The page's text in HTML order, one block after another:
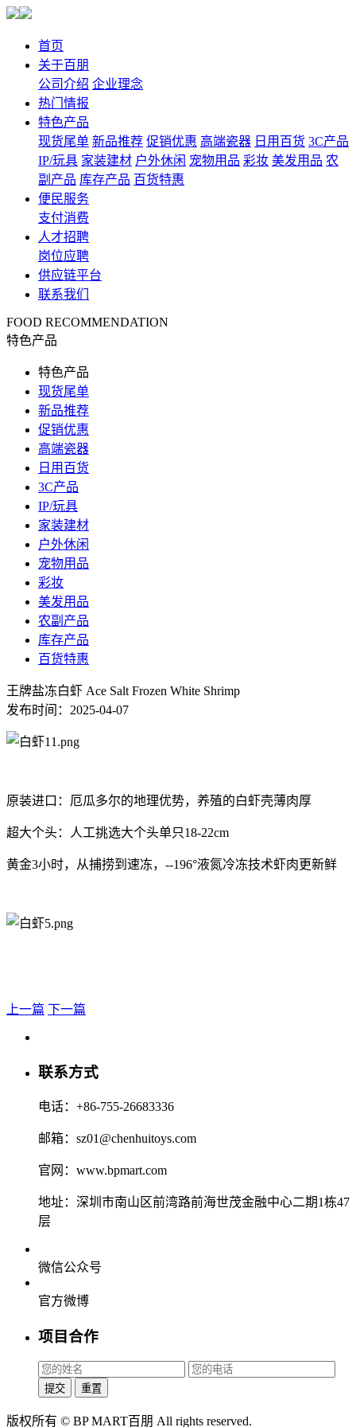
首页
关于百朋
公司介绍 企业理念
热门情报
特色产品
现货尾单 新品推荐 促销优惠 高端瓷器 日用百货 3C产品
IP/玩具 家装建材 户外休闲 宠物用品 彩妆 美发用品 农
副产品 库存产品 百货特惠
便民服务
支付消费
人才招聘
岗位应聘
供应链平台
联系我们
FOOD RECOMMENDATION
特色产品
特色产品
现货尾单
新品推荐
促销优惠
高端瓷器
日用百货
3C产品
IP/玩具
家装建材
户外休闲
宠物用品
彩妆
美发用品
农副产品
库存产品
百货特惠
王牌盐冻白虾 Ace Salt Frozen White Shrimp
发布时间：2025-04-07
原装进口：厄瓜多尔的地理优势，养殖的白虾壳薄肉厚
超大个头：人工挑选大个头单只18-22cm
黄金3小时，从捕捞到速冻，--196°液氮冷冻技术虾肉更新鲜
上一篇 下一篇
联系方式
电话：+86-755-26683336
邮箱：sz01@chenhuitoys.com
官网：www.bpmart.com
地址：深圳市南山区前湾路前海世茂金融中心二期1栋47
层
微信公众号
官方微博
项目合作
提交 重置
版权所有 © BP MART百朋 All rights reserved.